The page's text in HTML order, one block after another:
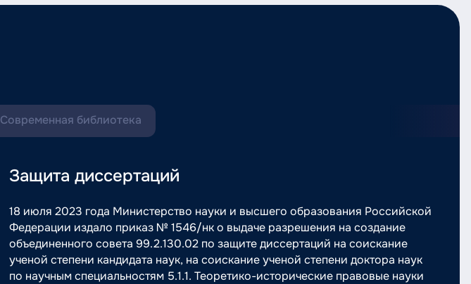
Современная библиотека
Защита диссертаций
18 июля 2023 года Министерство науки и высшего образования Российской
Федерации издало приказ № 1546/нк о выдаче разрешения на создание
объединенного совета 99.2.130.02 по защите диссертаций на соискание
ученой степени кандидата наук, на соискание ученой степени доктора наук
по научным специальностям 5.1.1. Теоретико-исторические правовые науки